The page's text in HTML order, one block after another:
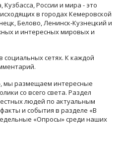
Кузбасса, России и мира - это
в городах Кемеровской
Белово, Ленинск-Кузнецкий и
и интересных мировых и
социальных сетях. К каждой
мы размещаем интересные
со всего света. Раздел
людей по актуальным
и события в разделе «В
«Опросы» среди наших